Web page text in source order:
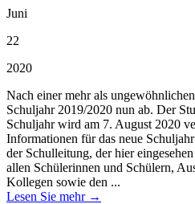
Juni
22
2020
Nach einer mehr als
Schuljahr 2019/2020 nun ab. Der
Schuljahr wird am 7. August 2020
Informationen für das neue
der Schulleitung, der hier
allen Schülerinnen und Schülern,
Kollegen sowie den ...
Lesen Sie mehr →